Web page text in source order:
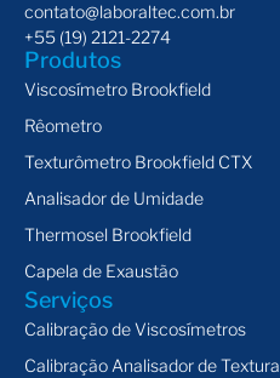
contato@laboraltec.com.br
+55 (19) 2121-2274
Produtos
Viscosímetro Brookfield
Rêometro
Texturômetro Brookfield CTX
Analisador de Umidade
Thermosel Brookfield
Capela de Exaustão
Serviços
Calibração de Viscosímetros
Calibração Analisador de Textura